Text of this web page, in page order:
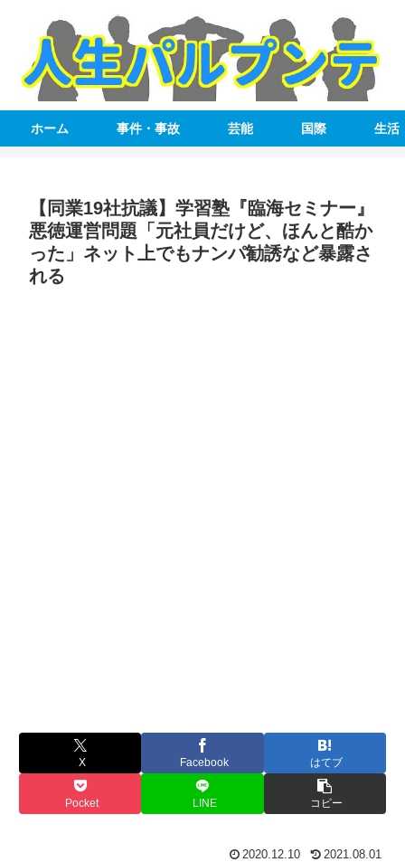
ホーム 事件・事故 芸能 国際 生活
【同業19社抗議】学習塾『臨海セミナー』
悪徳運営問題「元社員だけど、ほんと酷か
った」ネット上でもナンパ勧誘など暴露さ
れる
X Facebook はてブ
Pocket LINE コピー
2020.12.10 2021.08.01